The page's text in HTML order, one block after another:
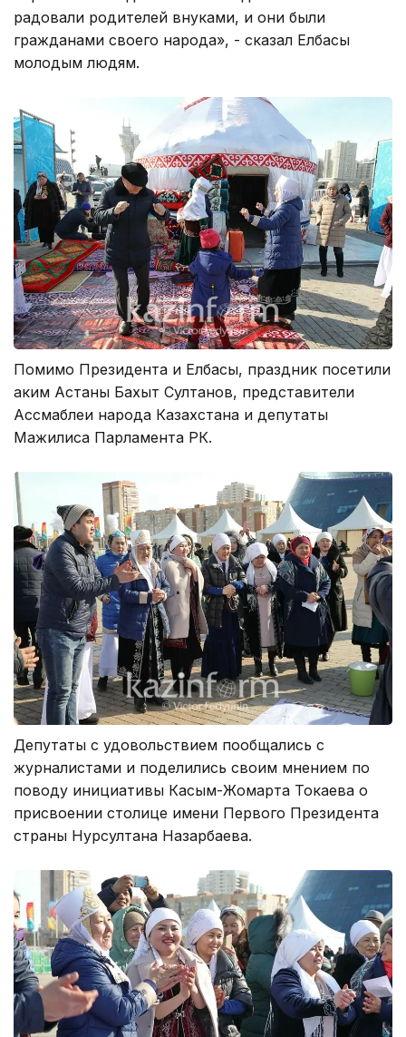
радовали родителей внуками, и они были
гражданами своего народа», - сказал Елбасы
молодым людям.
Помимо Президента и Елбасы, праздник посетили
аким Астаны Бахыт Султанов, представители
Ассмаблеи народа Казахстана и депутаты
Мажилиса Парламента РК.
Депутаты с удовольствием пообщались с
журналистами и поделились своим мнением по
поводу инициативы Касым-Жомарта Токаева о
присвоении столице имени Первого Президента
страны Нурсултана Назарбаева.